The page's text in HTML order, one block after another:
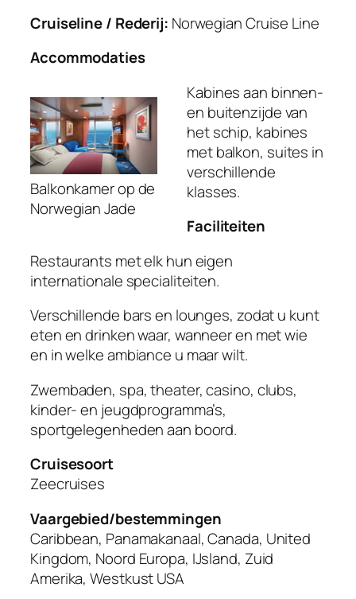
Cruiseline / Rederij: Norwegian Cruise Line
Accommodaties
Balkonkamer op de
Norwegian Jade
Kabines aan binnen-
en buitenzijde van
het schip, kabines
met balkon, suites in
verschillende
klasses.
Faciliteiten
Restaurants met elk hun eigen
internationale specialiteiten.
Verschillende bars en lounges, zodat u kunt
eten en drinken waar, wanneer en met wie
en in welke ambiance u maar wilt.
Zwembaden, spa, theater, casino, clubs,
kinder- en jeugdprogramma’s,
sportgelegenheden aan boord.
Cruisesoort
Zeecruises
Vaargebied/bestemmingen
Caribbean, Panamakanaal, Canada, United
Kingdom, Noord Europa, IJsland, Zuid
Amerika, Westkust USA